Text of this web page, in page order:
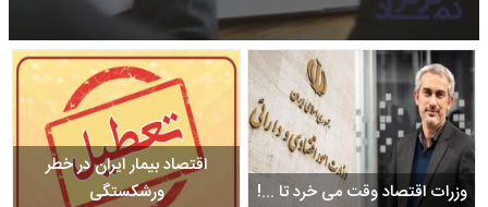
وزرات اقتصاد وقت می خرد تا ...!
اقتصاد بیمار ایران در خطر
ورشکستگی